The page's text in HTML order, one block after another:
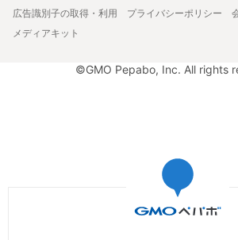
広告識別子の取得・利用
プライバシーポリシー
メディアキット
©GMO Pepabo, Inc. All rights